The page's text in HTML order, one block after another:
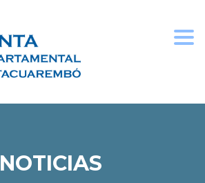
NOTICIAS